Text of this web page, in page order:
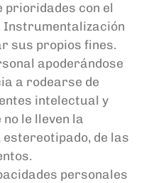
prioridades con el
Instrumentalización
sus propios fines.
apoderándose
a rodearse de
intelectual y
le lleven la
de las
personales